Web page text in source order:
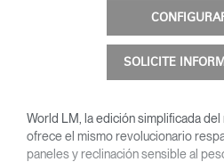
SOLICITE
World LM, la edición simplificada del
ofrece el mismo revolucionario
paneles y reclinación sensible al